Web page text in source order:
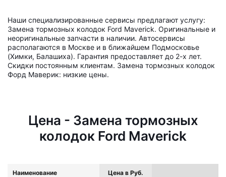
Наши специализированные сервисы предлагают услугу:
Замена тормозных колодок Ford Maverick. Оригинальные и
неоригинальные запчасти в наличии. Автосервисы
располагаются в Москве и в ближайшем Подмосковье
(Химки, Балашиха). Гарантия предоставляет до 2-х лет.
Скидки постоянным клиентам. Замена тормозных колодок
Форд Маверик: низкие цены.
Цена - Замена тормозных
колодок Ford Maverick
Наименование Цена в Руб.